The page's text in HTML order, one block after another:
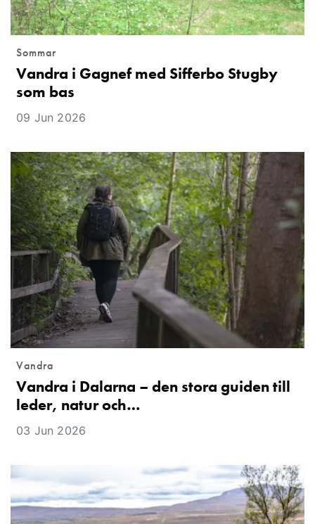
Sommar
Vandra i Gagnef med Sifferbo Stugby
som bas
09 Jun 2026
Vandra
Vandra i Dalarna – den stora guiden till
leder, natur och…
03 Jun 2026